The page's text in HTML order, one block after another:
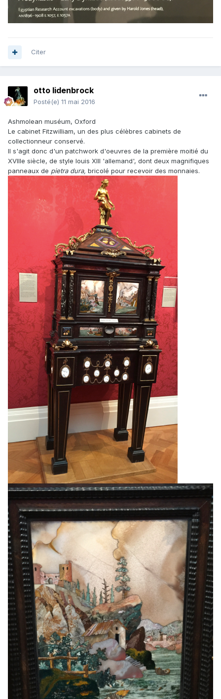
Citer
otto lidenbrock
Posté(e) 11 mai 2016
Ashmolean muséum, Oxford
Le cabinet Fitzwilliam, un des plus célèbres cabinets de
collectionneur conservé.
Il s'agit donc d'un patchwork d'oeuvres de la première moitié du
XVIIIe siècle, de style louis XIII 'allemand', dont deux magnifiques
panneaux de pietra dura, bricolé pour recevoir des monnaies.